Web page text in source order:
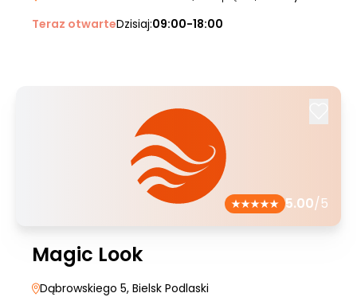
Teraz otwarteDzisiaj:09:00-18:00
5.00/5
Magic Look
Dąbrowskiego 5, Bielsk Podlaski